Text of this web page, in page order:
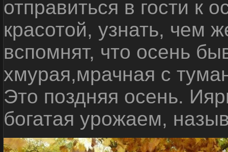
отправиться в гости к
красотой, узнать, чем
вспомнят, что осень
хмурая,мрачная с
Это поздняя осень. И
богатая урожаем,